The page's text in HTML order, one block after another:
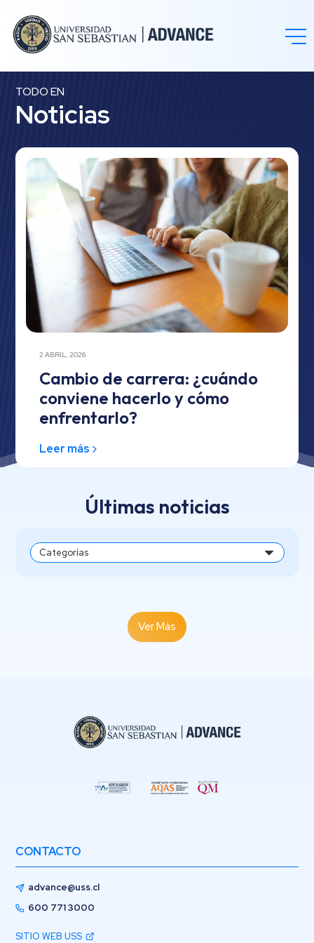
TODO EN
Noticias
2 ABRIL, 2026
Cambio de carrera: ¿cuándo
conviene hacerlo y cómo
enfrentarlo?
Leer más
Últimas noticias
Ver Más
CONTACTO
advance@uss.cl
600 771 3000
SITIO WEB USS